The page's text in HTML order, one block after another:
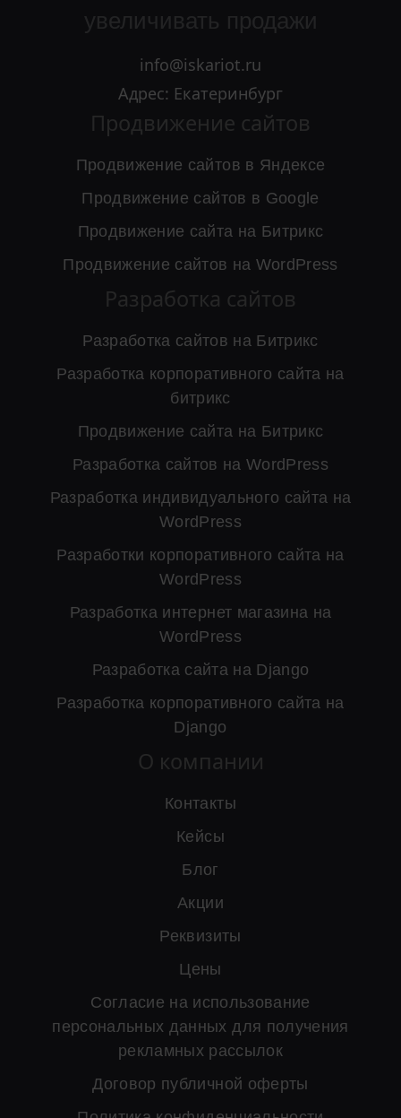
увеличивать продажи
info@iskariot.ru
Адрес: Екатеринбург
Продвижение сайтов
Продвижение сайтов в Яндексе
Продвижение сайтов в Google
Продвижение сайта на Битрикс
Продвижение сайтов на WordPress
Разработка сайтов
Разработка сайтов на Битрикс
Разработка корпоративного сайта на
битрикс
Продвижение сайта на Битрикс
Разработка сайтов на WordPress
Разработка индивидуального сайта на
WordPress
Разработки корпоративного сайта на
WordPress
Разработка интернет магазина на
WordPress
Разработка сайта на Django
Разработка корпоративного сайта на
Django
О компании
Контакты
Кейсы
Блог
Акции
Реквизиты
Цены
Согласие на использование
персональных данных для получения
рекламных рассылок
Договор публичной оферты